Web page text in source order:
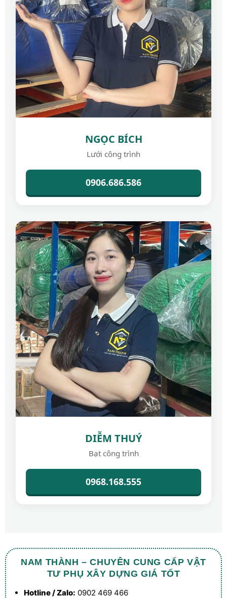
NGỌC BÍCH
Lưới công trình
0906.686.586
DIỄM THUÝ
Bạt công trình
0968.168.555
NAM THÀNH – CHUYÊN CUNG CẤP VẬT
TƯ PHỤ XÂY DỰNG GIÁ TỐT
Hotline / Zalo: 0902 469 466